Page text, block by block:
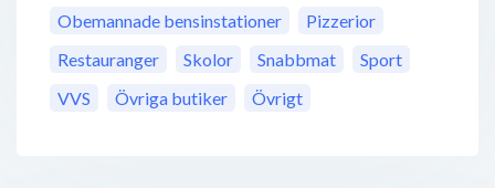
Obemannade bensinstationer
Pizzerior
Restauranger
Skolor Snabbmat
Sport
VVS
Övriga butiker Övrigt